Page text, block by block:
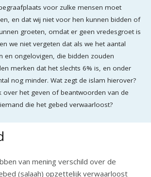
voor zulke mensen moet
en dat wij niet voor hen kunnen bidden of
groeten, omdat er geen vredesgroet is
we niet vergeten dat als we het aantal
en ongelovigen, die bidden zouden
merken dat het slechts 6% is, en onder
nog minder. Wat zegt de islam hierover?
over het geven of beantwoorden van de
die het gebed verwaarloost?
van mening verschild over de
(salaah) opzettelijk verwaarloost